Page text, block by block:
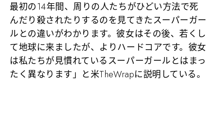
最初の14年間、周りの人たちがひどい方法で死
んだり殺されたりするのを見てきたスーパーガー
ルとの違いがわかります。彼女はその後、若くし
て地球に来ましたが、よりハードコアです。彼女
は私たちが見慣れているスーパーガールとはまっ
たく異なります」と米TheWrapに説明している。